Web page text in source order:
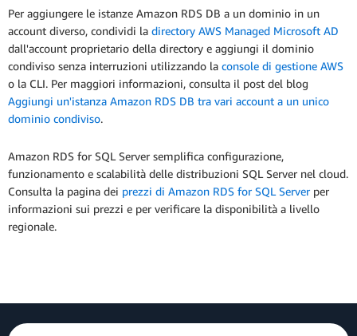
Per aggiungere le istanze Amazon RDS DB a un dominio in un
account diverso, condividi la directory AWS Managed Microsoft AD
dall'account proprietario della directory e aggiungi il dominio
condiviso senza interruzioni utilizzando la console di gestione AWS
o la CLI. Per maggiori informazioni, consulta il post del blog
Aggiungi un'istanza Amazon RDS DB tra vari account a un unico
dominio condiviso.
Amazon RDS for SQL Server semplifica configurazione,
funzionamento e scalabilità delle distribuzioni SQL Server nel cloud.
Consulta la pagina dei prezzi di Amazon RDS for SQL Serverper
informazioni sui prezzi e per verificare la disponibilità a livello
regionale.